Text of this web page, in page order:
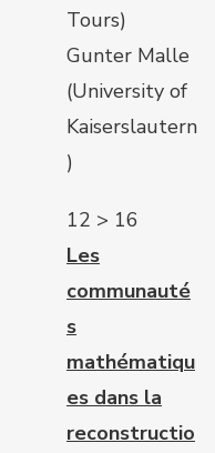
Tours)
Gunter Malle
(University of
Kaiserslautern
)
12 > 16
Les
communauté
s
mathématiqu
es dans la
reconstructio